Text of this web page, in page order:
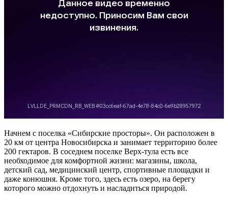
Начнем с поселка «Сибирские просторы». Он расположен в
20 км от центра Новосибирска и занимает территорию более
200 гектаров. В соседнем поселке Верх-тула есть все
необходимое для комфортной жизни: магазины, школа,
детский сад, медицинский центр, спортивные площадки и
даже конюшня. Кроме того, здесь есть озеро, на берегу
которого можно отдохнуть и насладиться природой.